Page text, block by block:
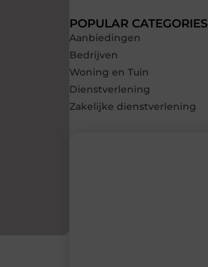
POPULAR CATEGORIES
Aanbiedingen
Bedrijven
Woning en Tuin
Dienstverlening
Zakelijke dienstverlening